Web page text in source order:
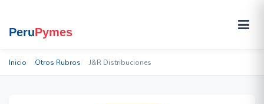
Inicio Otros Rubros J&R Distribuciones